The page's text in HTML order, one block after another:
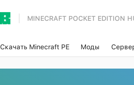
MINECRAFT POCKET EDITION
Скачать Minecraft PE Моды